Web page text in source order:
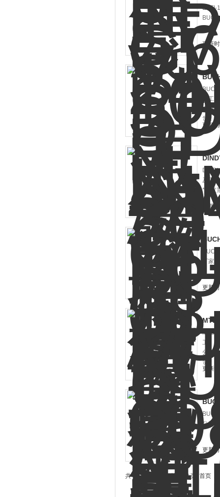
EPFI-
更新
化工
有分
货！
更新
及工
*、发
更新
厂家
更新
工、
分公
货！
更新
公司
更新
共 13 条记录，当前 1 / 2 页 首页